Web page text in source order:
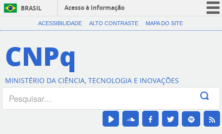
BRASIL
Acesso à informação
CORONAVÍRUS (COVID-19)
Canais
ACESSIBILIDADE ALTO CONTRASTE MAPA DO SITE
CNPq
MINISTÉRIO DA CIÊNCIA, TECNOLOGIA E INOVAÇÕES